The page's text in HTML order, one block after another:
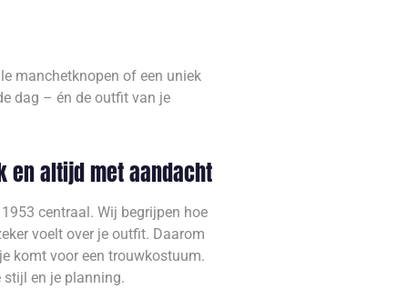
manchetknopen of een uniek
dag – én de outfit van je
en altijd met aandacht
centraal. Wij begrijpen hoe
voelt over je outfit. Daarom
komt voor een trouwkostuum.
stijl en je planning.